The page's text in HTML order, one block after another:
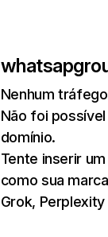
Nenhum
Não foi
domínio.
Tente inserir
como sua
Grok,